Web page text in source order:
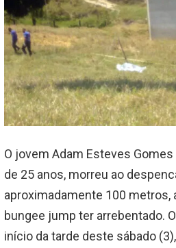
O jovem Adam Esteves
de 25 anos, morreu ao
aproximadamente 100 metros,
bungee jump ter arrebentado.
início da tarde deste sábado